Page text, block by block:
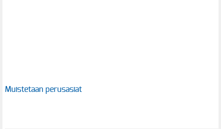
Muistetaan perusasiat